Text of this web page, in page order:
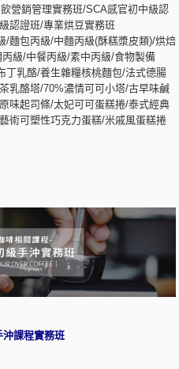
營銷管理實務班/SCA感官初中級認
認證班/專業烘豆實務班
/麵包丙級/中麵丙級(酥糕漿皮類)/烘焙
級/中餐丙級/素中丙級/食物製備
丁乳酪/養生雜糧核桃麵包/法式德腸
乳酪塔/70%濃情可可小塔/古早味鹹
味起司條/太妃可可蛋糕捲/泰式經典
術可塑性巧克力蛋糕/米戚風蛋糕捲
沖課程實務班